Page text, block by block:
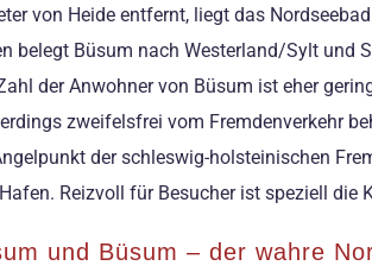
von Heide entfernt, liegt das
belegt Büsum nach Westerland/Sylt und
der Anwohner von Büsum ist eher
zweifelsfrei vom Fremdenverkehr
der schleswig-holsteinischen
Reizvoll für Besucher ist speziell
und Büsum – der wahre